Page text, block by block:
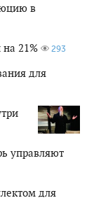
в
21% 293
для
управляют
для